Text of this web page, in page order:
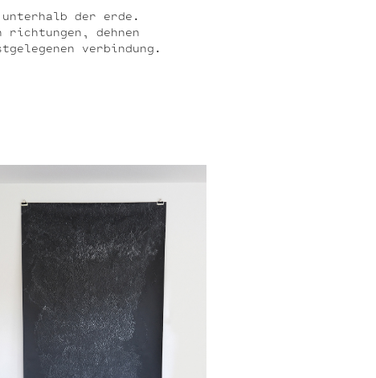
der erde.
dehnen
verbindung.